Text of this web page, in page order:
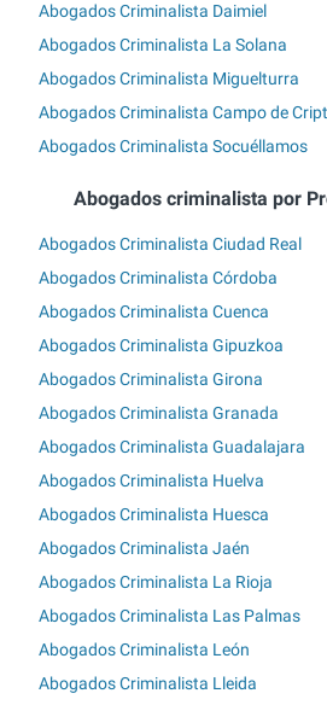
Abogados Criminalista Daimiel
Abogados Criminalista La Solana
Abogados Criminalista Miguelturra
Abogados Criminalista Campo de
Abogados Criminalista Socuéllamos
Abogados criminalista por
Abogados Criminalista Ciudad Real
Abogados Criminalista Córdoba
Abogados Criminalista Cuenca
Abogados Criminalista Gipuzkoa
Abogados Criminalista Girona
Abogados Criminalista Granada
Abogados Criminalista Guadalajara
Abogados Criminalista Huelva
Abogados Criminalista Huesca
Abogados Criminalista Jaén
Abogados Criminalista La Rioja
Abogados Criminalista Las Palmas
Abogados Criminalista León
Abogados Criminalista Lleida